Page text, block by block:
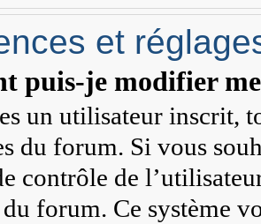
et
puis-je modifier
un utilisateur inscrit,
du forum. Si vous
contrôle de
du forum. Ce système